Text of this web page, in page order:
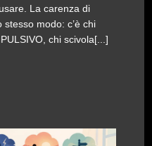
La carenza di
modo: c’è chi
chi scivola[...]